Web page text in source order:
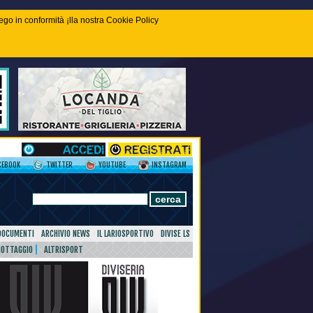
in conformità ¡lla nostra Cookie Policy
TWITTER YOUTUBE INSTAGRAM
ARCHIVIO NEWS IL LARIOSPORTIVO
DIVISE LS
ALTRISPORT